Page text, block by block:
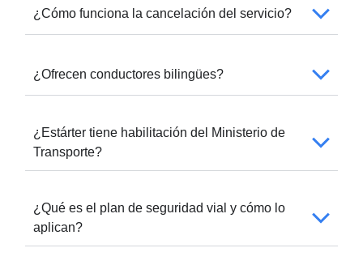
¿Cómo funciona la cancelación del servicio?
¿Ofrecen conductores bilingües?
¿Estárter tiene habilitación del Ministerio de
Transporte?
¿Qué es el plan de seguridad vial y cómo lo
aplican?